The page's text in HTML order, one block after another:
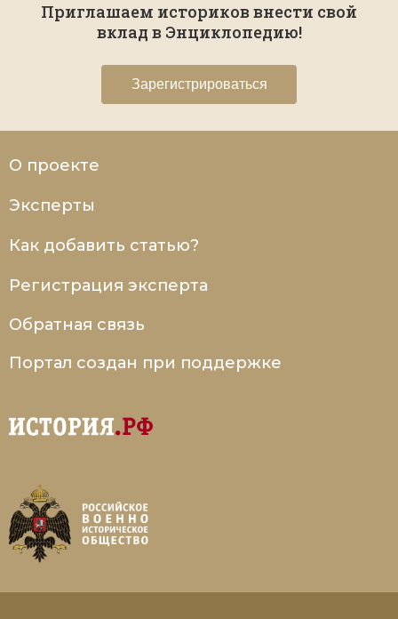
XVI в. понятие «гранд» использовалось
неофициально. В Кастилии и Арагоне с XIII века
грандами называли родственников правящей
династии, а также всех самы ...
Приглашаем историков внести свой
вклад в Энциклопедию!
Зарегистрироваться
О проекте
Эксперты
Как добавить статью?
Регистрация эксперта
Обратная связь
Портал создан при поддержке